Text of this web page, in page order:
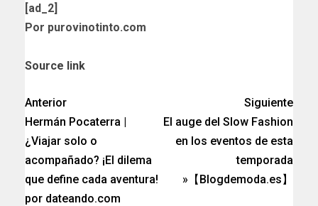
[ad_2]
Por purovinotinto.com
Source link
Anterior
Hermán Pocaterra |
¿Viajar solo o
acompañado? ¡El dilema
que define cada aventura!
por dateando.com
Siguiente
El auge del Slow Fashion
en los eventos de esta
temporada
»【Blogdemoda.es】